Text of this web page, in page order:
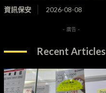
資訊保安 2026-08-08
- 廣告 -
Recent Articles